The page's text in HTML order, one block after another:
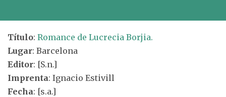
Título: Romance de Lucrecia Borjia.
Lugar: Barcelona
Editor: [S.n.]
Imprenta: Ignacio Estivill
Fecha: [s.a.]